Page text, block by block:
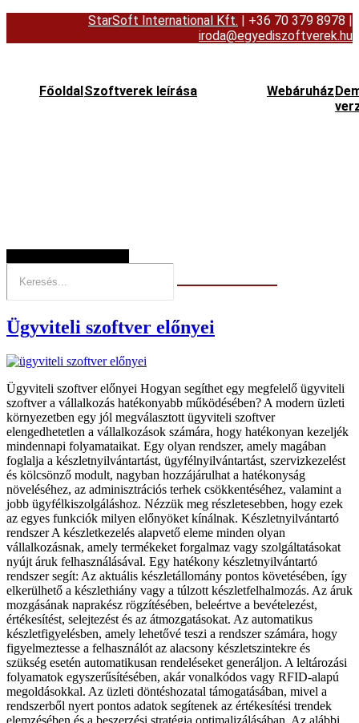
StarSoft International Kft. | +36 70 379 8978 |
iroda@egyediszoftverek.hu
FőoldalSzoftverek leírása Webáruház
Ügyviteli szoftver előnyei
Ügyviteli szoftver előnyei Hogyan segíthet egy megfelelő ügyviteli
szoftver a vállalkozás hatékonyabb működésében? A modern üzleti
környezetben egy jól megválasztott ügyviteli szoftver
elengedhetetlen a vállalkozások számára, hogy hatékonyan kezeljék
mindennapi folyamataikat. Egy olyan rendszer, amely magában
foglalja a készletnyilvántartást, ügyfélnyilvántartást, szervizkezelést
és kölcsönző modult, nagyban hozzájárulhat a hatékonyság
növeléséhez, az adminisztrációs terhek csökkentéséhez, valamint a
jobb ügyfélkiszolgáláshoz. Nézzük meg részletesebben, hogy ezek
az egyes funkciók milyen előnyöket kínálnak. Készletnyilvántartó
rendszer A készletkezelés alapvető eleme minden olyan
vállalkozásnak, amely termékeket forgalmaz vagy szolgáltatásokat
nyújt áruk felhasználásával. Egy hatékony készletnyilvántartó
rendszer segít: Az aktuális készletállomány pontos követésében, így
elkerülhető a készlethiány vagy a túlzott készletfelhalmozás. Az áruk
mozgásának naprakész rögzítésében, beleértve a bevételezést,
értékesítést, selejtezést és az átmozgatásokat. Az automatikus
készletfigyelésben, amely lehetővé teszi a rendszer számára, hogy
figyelmeztesse a felhasználót az alacsony készletszintekre és
szükség esetén automatikusan rendeléseket generáljon. A leltározási
folyamatok egyszerűsítésében, akár vonalkódos vagy RFID-alapú
megoldásokkal. Az üzleti döntéshozatal támogatásában, mivel a
rendszerből nyert pontos adatok segítenek az értékesítési trendek
elemzésében és a beszerzési stratégia optimalizálásában. Az alábbi